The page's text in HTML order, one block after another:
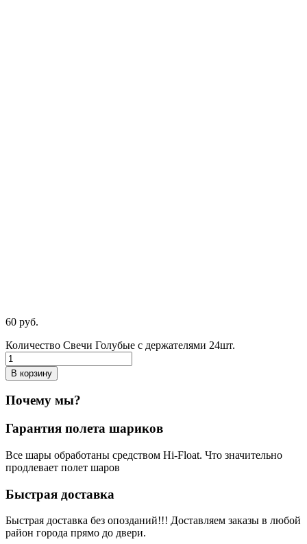
60 руб.
Количество Свечи Голубые с держателями 24шт.
В корзину
Почему мы?
Гарантия полета шариков
Все шары обработаны средством Hi-Float. Что значительно
продлевает полет шаров
Быстрая доставка
Быстрая доставка без опозданий!!! Доставляем заказы в любой
район города прямо до двери.